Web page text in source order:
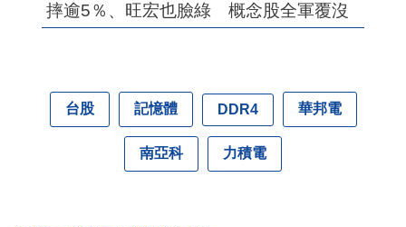
摔逾5％、旺宏也臉綠 概念股全軍覆沒
台股 記憶體 DDR4 華邦電
南亞科 力積電